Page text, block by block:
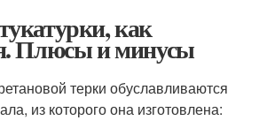
как
Плюсы и минусы
терки обуславливаются
из которого она изготовлена: